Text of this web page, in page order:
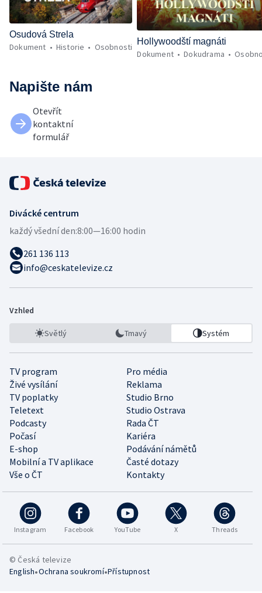
Osudová Strela
Dokument Historie Osobnosti
Hollywoodští magnáti
Dokument Dokudrama
Napište nám
Otevřít
kontaktní
formulář
Divácké centrum
každý všední den:8:00—16:00 hodin
261 136 113
info@ceskatelevize.cz
Vzhled
Světlý Tmavý Systém
TV program
Pro média
Živé vysílání
Reklama
TV poplatky
Studio Brno
Teletext
Studio Ostrava
Podcasty
Rada ČT
Počasí
Kariéra
E-shop
Podávání námětů
Mobilní a TV aplikace
Časté dotazy
Vše o ČT
Kontakty
Instagram Facebook YouTube X Threads
© Česká televize
English•Ochrana soukromí•Přístupnost